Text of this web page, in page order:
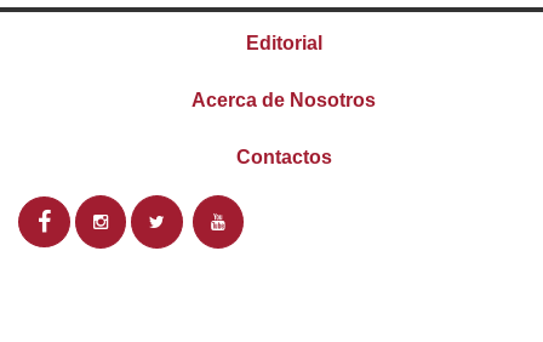
Editorial
Acerca de Nosotros
Contactos